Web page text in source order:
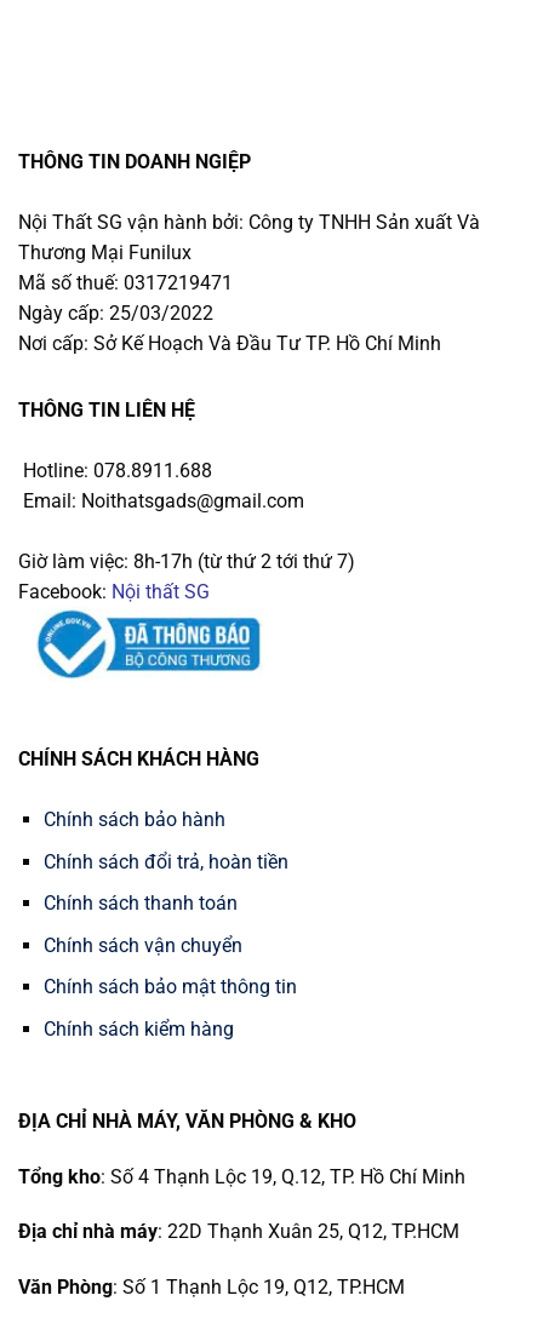
THÔNG TIN DOANH NGIỆP
Nội Thất SG vận hành bởi: Công ty TNHH Sản xuất Và
Thương Mại Funilux
Mã số thuế: 0317219471
Ngày cấp: 25/03/2022
Nơi cấp: Sở Kế Hoạch Và Đầu Tư TP. Hồ Chí Minh
THÔNG TIN LIÊN HỆ
Hotline: 078.8911.688
Email: Noithatsgads@gmail.com
Giờ làm việc: 8h-17h (từ thứ 2 tới thứ 7)
Facebook: Nội thất SG
CHÍNH SÁCH KHÁCH HÀNG
Chính sách bảo hành
Chính sách đổi trả, hoàn tiền
Chính sách thanh toán
Chính sách vận chuyển
Chính sách bảo mật thông tin
Chính sách kiểm hàng
ĐỊA CHỈ NHÀ MÁY, VĂN PHÒNG & KHO
Tổng kho: Số 4 Thạnh Lộc 19, Q.12, TP. Hồ Chí Minh
Địa chỉ nhà máy: 22D Thạnh Xuân 25, Q12, TP.HCM
Văn Phòng: Số 1 Thạnh Lộc 19, Q12, TP.HCM